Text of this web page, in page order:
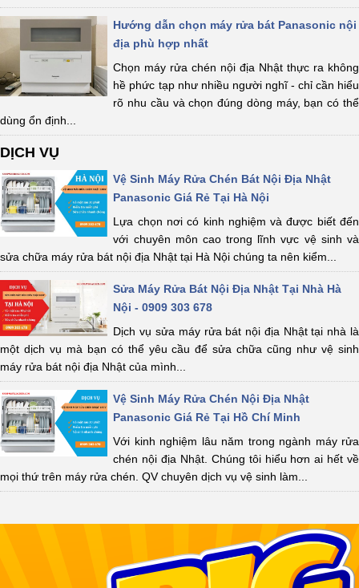
Hướng dẫn chọn máy rửa bát Panasonic nội
địa phù hợp nhất
Chọn máy rửa chén nội địa Nhật thực ra không
hề phức tạp như nhiều người nghĩ - chỉ cần hiểu
rõ nhu cầu và chọn đúng dòng máy, bạn có thể
dùng ổn định...
DỊCH VỤ
Vệ Sinh Máy Rửa Chén Bát Nội Địa Nhật
Panasonic Giá Rẻ Tại Hà Nội
Lựa chọn nơi có kinh nghiệm và được biết đến
với chuyên môn cao trong lĩnh vực vệ sinh và
sửa chữa máy rửa bát nội địa Nhật tại Hà Nội chúng ta nên kiểm...
Sửa Máy Rửa Bát Nội Địa Nhật Tại Nhà Hà
Nội - 0909 303 678
Dịch vụ sửa máy rửa bát nội địa Nhật tại nhà là
một dịch vụ mà bạn có thể yêu cầu để sửa chữa cũng như vệ sinh
máy rửa bát nội địa Nhật của mình...
Vệ Sinh Máy Rửa Chén Nội Địa Nhật
Panasonic Giá Rẻ Tại Hồ Chí Minh
Với kinh nghiệm lâu năm trong ngành máy rửa
chén nội địa Nhật. Chúng tôi hiểu hơn ai hết về
mọi thứ trên máy rửa chén. QV chuyên dịch vụ vệ sinh làm...